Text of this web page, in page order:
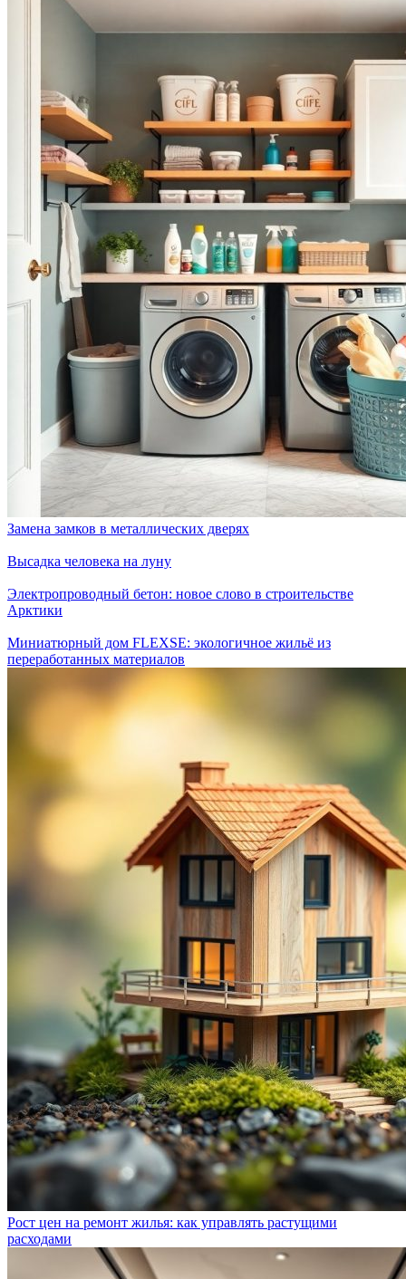
Замена замков в металлических дверях
Высадка человека на луну
Электропроводный бетон: новое слово в строительстве
Арктики
Миниатюрный дом FLEXSE: экологичное жильё из
переработанных материалов
Рост цен на ремонт жилья: как управлять растущими
расходами